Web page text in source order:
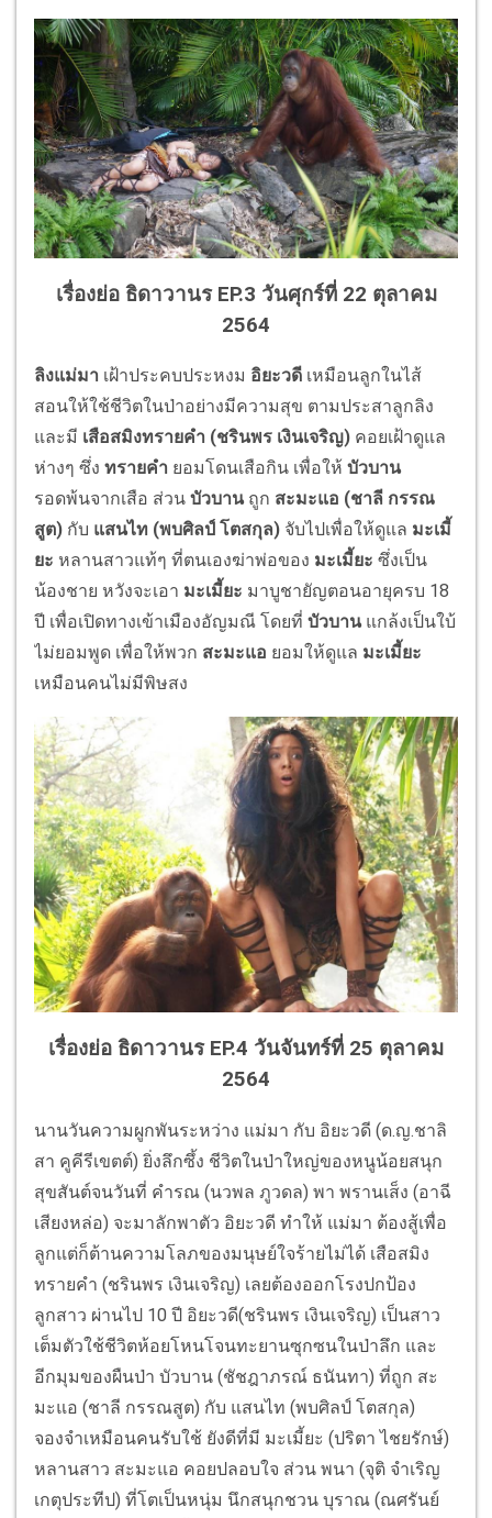
เรื่องย่อ ธิดาวานร EP.3 วันศุกร์ที่ 22 ตุลาคม
2564
ลิงแม่มา เฝ้าประคบประหงม อิยะวดี เหมือนลูกในไส้
สอนให้ใช้ชีวิตในป่าอย่างมีความสุข ตามประสาลูกลิง
และมี เสือสมิงทรายคำ (ชรินพร เงินเจริญ) คอยเฝ้าดูแล
ห่างๆ ซึ่ง ทรายคำ ยอมโดนเสือกิน เพื่อให้ บัวบาน
รอดพ้นจากเสือ ส่วน บัวบานถูก สะมะแอ (ชาลี กรรณ
สูต) กับ แสนไท (พบศิลป์ โตสกุล) จับไปเพื่อให้ดูแล มะเมี้
ยะ หลานสาวแท้ๆ ที่ตนเองฆ่าพ่อของ มะเมี้ยะ ซึ่งเป็น
น้องชาย หวังจะเอา มะเมี้ยะ มาบูชายัญตอนอายุครบ 18
ปี เพื่อเปิดทางเข้าเมืองอัญมณี โดยที่ บัวบานแกล้งเป็นใบ้
ไม่ยอมพูด เพื่อให้พวก สะมะแอ ยอมให้ดูแล มะเมี้ยะ
เหมือนคนไม่มีพิษสง
เรื่องย่อ ธิดาวานร EP.4 วันจันทร์ที่ 25 ตุลาคม
2564
นานวันความผูกพันระหว่าง แม่มา กับ อิยะวดี (ด.ญ.ชาลิ
สา คูคีรีเขตต์) ยิ่งลึกซึ้ง ชีวิตในป่าใหญ่ของหนูน้อยสนุก
สุขสันต์จนวันที่ คำรณ (นวพล ภูวดล) พา พรานเส็ง (อาฉี
เสียงหล่อ) จะมาลักพาตัว อิยะวดี ทำให้ แม่มา ต้องสู้เพื่อ
ลูกแต่ก็ต้านความโลภของมนุษย์ใจร้ายไม่ได้ เสือสมิง
ทรายคำ (ชรินพร เงินเจริญ) เลยต้องออกโรงปกป้อง
ลูกสาว ผ่านไป 10 ปี อิยะวดี(ชรินพร เงินเจริญ) เป็นสาว
เต็มตัวใช้ชีวิตห้อยโหนโจนทะยานซุกซนในป่าลึก และ
อีกมุมของผืนป่า บัวบาน (ชัชฎาภรณ์ ธนันทา) ที่ถูก สะ
มะแอ (ชาลี กรรณสูต) กับ แสนไท (พบศิลป์ โตสกุล)
จองจำเหมือนคนรับใช้ ยังดีที่มี มะเมี้ยะ (ปริตา ไชยรักษ์)
หลานสาว สะมะแอ คอยปลอบใจ ส่วน พนา (จุติ จำเริญ
เกตุประทีป) ที่โตเป็นหนุ่ม นึกสนุกชวน บุราณ (ณศรันย์